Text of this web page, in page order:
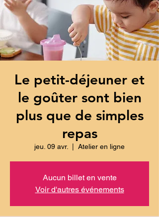
Le petit-déjeuner et
le goûter sont bien
plus que de simples
repas
jeu. 09 avr. Atelier en ligne
Aucun billet en vente
Voir d'autres événements